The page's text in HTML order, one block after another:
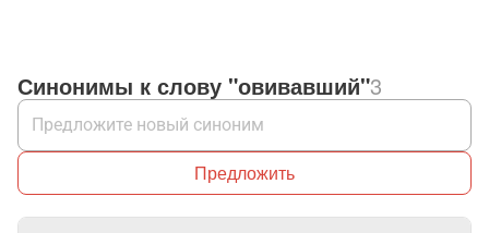
Синонимы к слову "овивавший"3
Предложить